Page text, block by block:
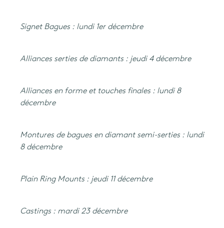
italiano(IT)
Signet Bagues : lundi 1er décembre
Alliances serties de diamants : jeudi 4 décembre
Alliances en forme et touches finales : lundi 8
décembre
Montures de bagues en diamant semi-serties : lundi
8 décembre
Plain Ring Mounts : jeudi 11 décembre
Castings : mardi 23 décembre